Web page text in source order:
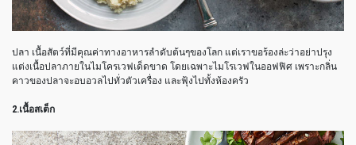
ปลา เนื้อสัตว์ที่มีคุณค่าทางอาหารลำดับต้นๆของโลก แต่เราขอร้องล่ะว่าอย่าปรุง
แต่งเนื้อปลาภายในไมโครเวฟเด็ดขาด โดยเฉพาะไมโรเวฟในออฟฟิศ เพราะกลิ่น
คาวของปลาจะอบอวลไปทั่วตัวเครื่อง และฟุ้งไปทั้งห้องครัว
2.เนื้อสเต็ก